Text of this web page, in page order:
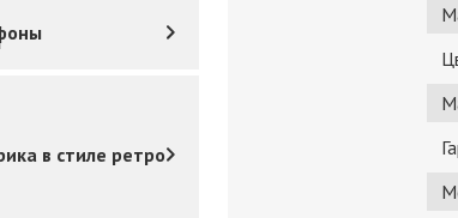
в стиле ретро